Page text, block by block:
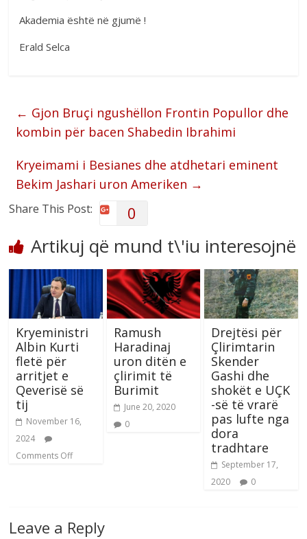
Akademia është në gjumë !
Erald Selca
← Gjon Bruçi ngushëllon Frontin Popullor dhe
kombin për bacen Shabedin Ibrahimi
Kryeimami i Besianes dhe atdhetari eminent
Bekim Jashari uron Ameriken →
Share This Post: 0
Artikuj që mund t\'iu interesojnë
Kryeministri
Albin Kurti
fletë për
arritjet e
Qeverisë së
tij
November 16,
2024
Comments Off
Ramush
Haradinaj
uron ditën e
çlirimit të
Burimit
June 20, 2020
0
Drejtësi për
Çlirimtarin
Skender
Gashi dhe
shokët e UÇK
-së të vrarë
pas lufte nga
dora
tradhtare
September 17,
2020
0
Leave a Reply